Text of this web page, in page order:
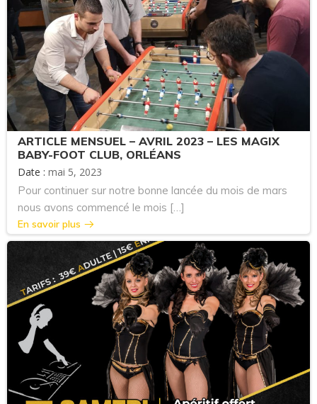
ARTICLE MENSUEL – AVRIL 2023 – LES MAGIX
BABY-FOOT CLUB, ORLÉANS
Date : mai 5, 2023
Pour continuer sur notre bonne lancée du mois de mars
nous avons commencé le mois […]
En savoir plus